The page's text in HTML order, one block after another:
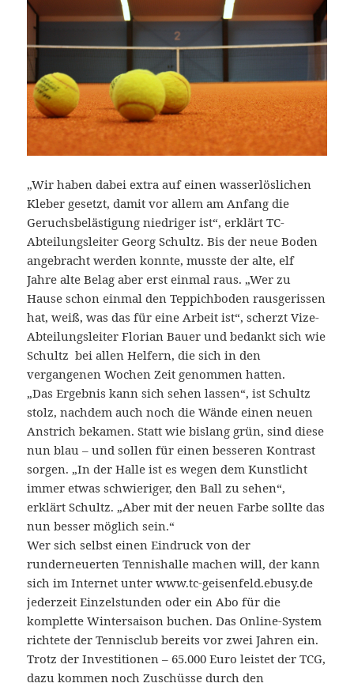
„Wir haben dabei extra auf einen wasserlöslichen
Kleber gesetzt, damit vor allem am Anfang die
Geruchsbelästigung niedriger ist“, erklärt TC-
Abteilungsleiter Georg Schultz. Bis der neue Boden
angebracht werden konnte, musste der alte, elf
Jahre alte Belag aber erst einmal raus. „Wer zu
Hause schon einmal den Teppichboden rausgerissen
hat, weiß, was das für eine Arbeit ist“, scherzt Vize-
Abteilungsleiter Florian Bauer und bedankt sich wie
Schultz bei allen Helfern, die sich in den
vergangenen Wochen Zeit genommen hatten.
„Das Ergebnis kann sich sehen lassen“, ist Schultz
stolz, nachdem auch noch die Wände einen neuen
Anstrich bekamen. Statt wie bislang grün, sind diese
nun blau – und sollen für einen besseren Kontrast
sorgen. „In der Halle ist es wegen dem Kunstlicht
immer etwas schwieriger, den Ball zu sehen“,
erklärt Schultz. „Aber mit der neuen Farbe sollte das
nun besser möglich sein.“
Wer sich selbst einen Eindruck von der
runderneuerten Tennishalle machen will, der kann
sich im Internet unter www.tc-geisenfeld.ebusy.de
jederzeit Einzelstunden oder ein Abo für die
komplette Wintersaison buchen. Das Online-System
richtete der Tennisclub bereits vor zwei Jahren ein.
Trotz der Investitionen – 65.000 Euro leistet der TCG,
dazu kommen noch Zuschüsse durch den